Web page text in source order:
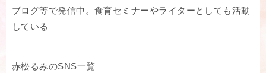
ブログ等で発信中。食育セミナーやライターとしても活動
している
赤松るみのSNS一覧